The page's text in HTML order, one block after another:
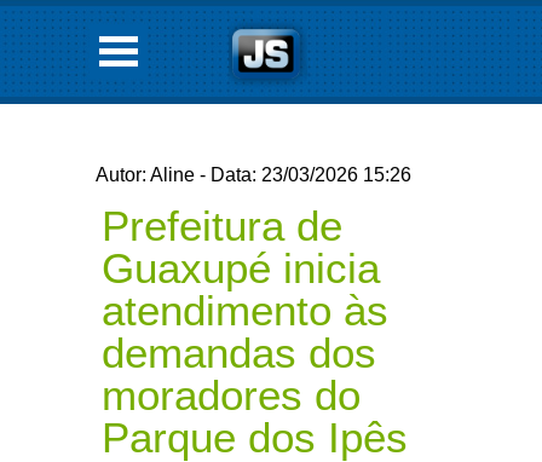
Autor: Aline - Data: 23/03/2026 15:26
Prefeitura de
Guaxupé inicia
atendimento às
demandas dos
moradores do
Parque dos Ipês